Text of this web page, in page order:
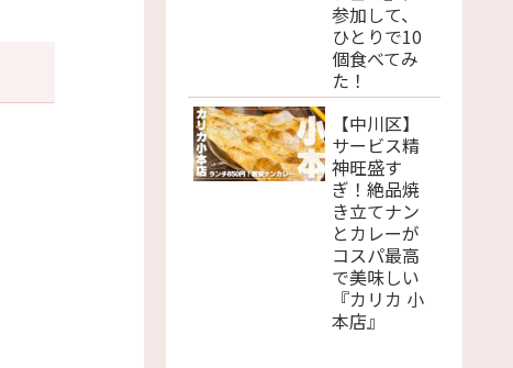
参加して、
ひとりで10
個食べてみ
た！
【中川区】
サービス精
神旺盛す
ぎ！絶品焼
き立てナン
とカレーが
コスパ最高
で美味しい
『カリカ 小
本店』